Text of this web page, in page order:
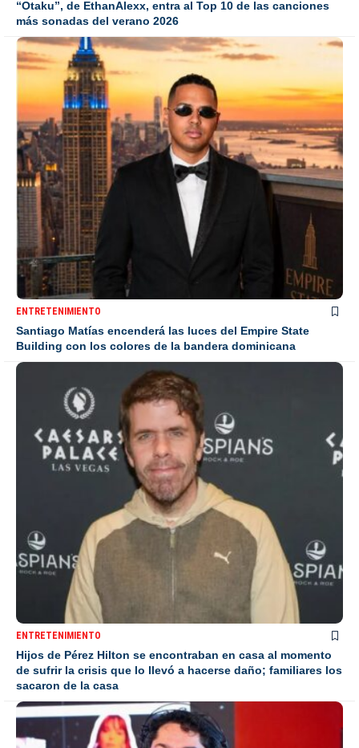
“Otaku”, de EthanAlexx, entra al Top 10 de las canciones
más sonadas del verano 2026
ENTRETENIMIENTO
Santiago Matías encenderá las luces del Empire State
Building con los colores de la bandera dominicana
ENTRETENIMIENTO
Hijos de Pérez Hilton se encontraban en casa al momento
de sufrir la crisis que lo llevó a hacerse daño; familiares los
sacaron de la casa